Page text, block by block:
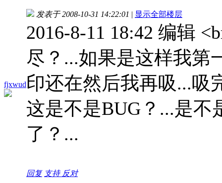
fjxwud
发表于 2008-10-31 14:22:01 | 显示全部楼层
2016-8-11 18:42 编辑
尽？...如果是这样我第
印还在然后我再吸...吸
这是不是BUG？...是
了？...
回复 支持 反对